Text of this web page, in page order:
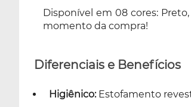
Branco, Azul Claro, Azul Escuro, Lilas
Verde Claro, Rosa, Azul Celeste e Marrom
Disponível em 08 cores:
momento da compra!
Diferenciais e Benefícios
Higiênico:Estofamento